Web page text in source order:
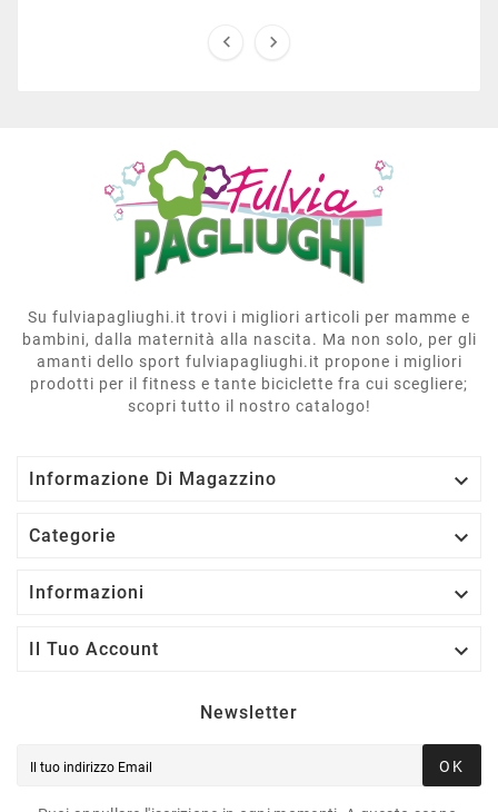
 
Su fulviapagliughi.it trovi i migliori articoli per mamme e
bambini, dalla maternità alla nascita. Ma non solo, per gli
amanti dello sport fulviapagliughi.it propone i migliori
prodotti per il fitness e tante biciclette fra cui scegliere;
scopri tutto il nostro catalogo!
Informazione Di Magazzino 
Categorie 
Informazioni 
Il Tuo Account 
Newsletter
OK